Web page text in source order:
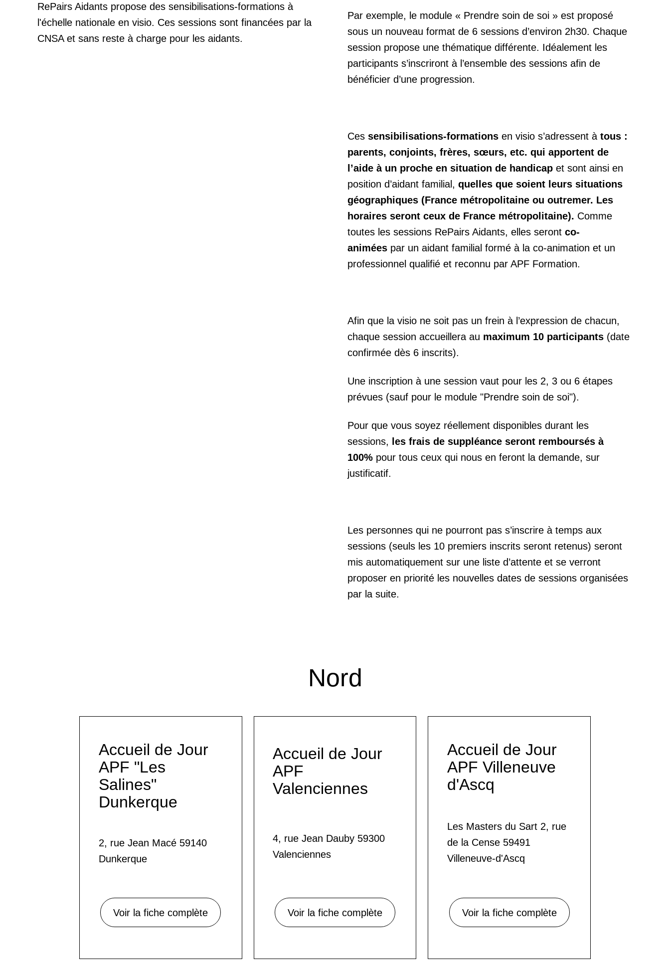
RePairs Aidants propose des sensibilisations-formations à
l'échelle nationale en visio. Ces sessions sont financées par la
CNSA et sans reste à charge pour les aidants.
Par exemple, le module « Prendre soin de soi » est proposé
sous un nouveau format de 6 sessions d’environ 2h30. Chaque
session propose une thématique différente. Idéalement les
participants s’inscriront à l’ensemble des sessions afin de
bénéficier d’une progression.
Ces sensibilisations-formations en visio s’adressent à tous :
parents, conjoints, frères, sœurs, etc. qui apportent de
l’aide à un proche en situation de handicap et sont ainsi en
position d’aidant familial, quelles que soient leurs situations
géographiques (France métropolitaine ou outremer. Les
horaires seront ceux de France métropolitaine). Comme
toutes les sessions RePairs Aidants, elles seront co-
animées par un aidant familial formé à la co-animation et un
professionnel qualifié et reconnu par APF Formation.
Afin que la visio ne soit pas un frein à l’expression de chacun,
chaque session accueillera au maximum 10 participants (date
confirmée dès 6 inscrits).
Une inscription à une session vaut pour les 2, 3 ou 6 étapes
prévues (sauf pour le module "Prendre soin de soi").
Pour que vous soyez réellement disponibles durant les
sessions, les frais de suppléance seront remboursés à
100% pour tous ceux qui nous en feront la demande, sur
justificatif.
Les personnes qui ne pourront pas s’inscrire à temps aux
sessions (seuls les 10 premiers inscrits seront retenus) seront
mis automatiquement sur une liste d’attente et se verront
proposer en priorité les nouvelles dates de sessions organisées
par la suite.
Nord
Accueil de Jour
APF "Les
Salines"
Dunkerque
2, rue Jean Macé 59140
Dunkerque
Voir la fiche complète
Accueil de Jour
APF
Valenciennes
4, rue Jean Dauby 59300
Valenciennes
Voir la fiche complète
Accueil de Jour
APF Villeneuve
d'Ascq
Les Masters du Sart 2, rue
de la Cense 59491
Villeneuve-d'Ascq
Voir la fiche complète